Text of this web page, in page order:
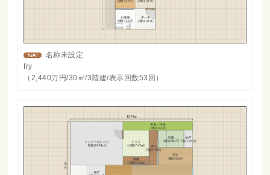
名称未設定
fry
（2,440万円/30㎡/3階建/表示回数53回）